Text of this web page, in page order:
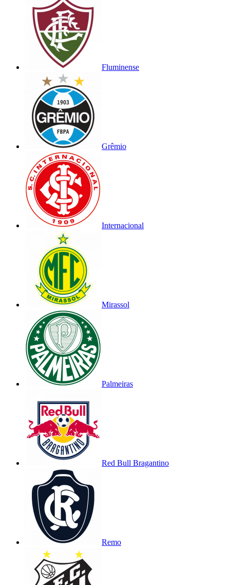
Fluminense
Grêmio
Internacional
Mirassol
Palmeiras
Red Bull Bragantino
Remo